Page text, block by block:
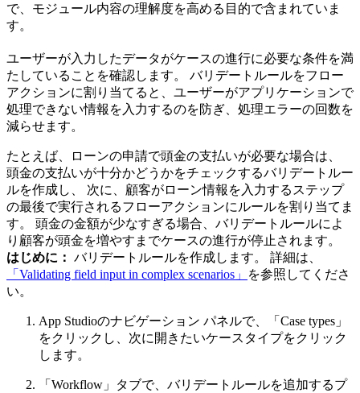
で、モジュール内容の理解度を高める目的で含まれていま
す。
ユーザーが入力したデータがケースの進行に必要な条件を満
たしていることを確認します。 バリデートルールをフロー
アクションに割り当てると、ユーザーがアプリケーションで
処理できない情報を入力するのを防ぎ、処理エラーの回数を
減らせます。
たとえば、ローンの申請で頭金の支払いが必要な場合は、
頭金の支払いが十分かどうかをチェックするバリデートルー
ルを作成し、 次に、顧客がローン情報を入力するステップ
の最後で実行されるフローアクションにルールを割り当てま
す。 頭金の金額が少なすぎる場合、バリデートルールによ
り顧客が頭金を増やすまでケースの進行が停止されます。
はじめに： バリデートルールを作成します。 詳細は、
「Validating field input in complex scenarios」
を参照してくださ
い。
App Studioのナビゲーション パネルで、
「Case types」
をクリックし、次に開きたいケースタイプをクリック
します。
「Workflow」
タブで、バリデートルールを追加するプ